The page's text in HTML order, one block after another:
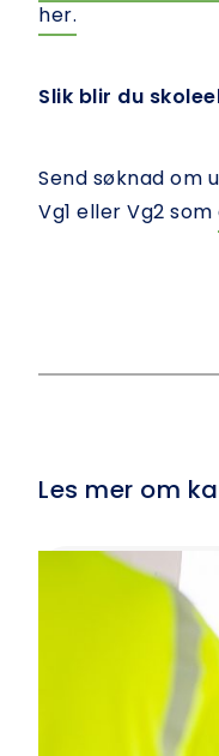
her.
Slik blir du
Send søknad om
Vg1 eller Vg2 som
Les mer om